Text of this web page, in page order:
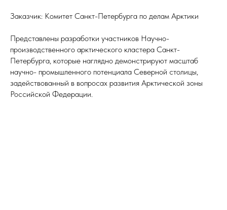
Заказчик: Комитет Санкт-Петербурга по делам Арктики
Представлены разработки участников Научно-
производственного арктического кластера Санкт-
Петербурга, которые наглядно демонстрируют масштаб
научно- промышленного потенциала Северной столицы,
задействованный в вопросах развития Арктической зоны
Российской Федерации.